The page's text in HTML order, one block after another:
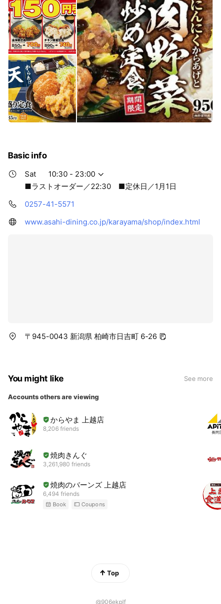
Basic info
Sat
10:30 - 23:00
■ラストオーダー／22:30 ■定休日／1月1日
0257-41-5571
www.asahi-dining.co.jp/karayama/shop/index.html
〒945-0043 新潟県 柏崎市日吉町 6-26
You might like See more
Accounts others are viewing
からやま 上越店
8,206 friends
焼肉きんぐ
3,261,980 friends
焼肉のバーンズ 上越店
6,494 friends
Book Coupons
Top
@906ekplf